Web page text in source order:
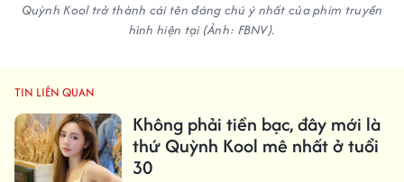
Quỳnh Kool trở thành cái tên đáng chú ý nhất của phim truyền
hình hiện tại (Ảnh: FBNV).
TIN LIÊN QUAN
Không phải tiền bạc, đây mới là
thứ Quỳnh Kool mê nhất ở tuổi
30